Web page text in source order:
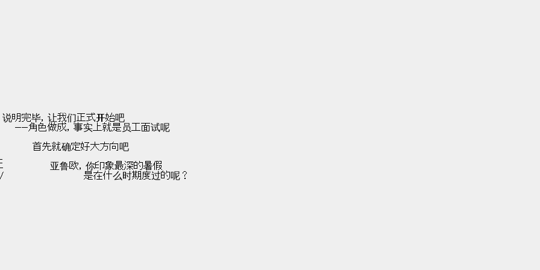
完毕，让我们正式开始吧
色做成，事实上就是员工面试呢
　　首先就确定好大方向吧
　　　亚鲁欧，你印象最深的暑假
　　　　　　　是在什么时期度过的呢？